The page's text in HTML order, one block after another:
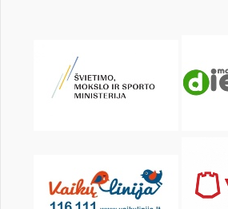
KALENDORIUS
1
2 4